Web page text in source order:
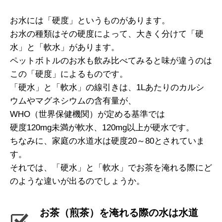
お水には「硬度」というものがあります。
お水の種類はその硬度によって、大きく分けて「硬
水」と「軟水」があります。
ペットボトルのお水も飲み比べてみると味が違うのは
この「硬度」によるものです。
「硬水」と「軟水」の線引きは、1Lあたりのカルシ
ウムやマグネシウムの含有量が、
WHO（世界保健機関）が定める基準では
硬度120mg未満が軟水、120mg以上が硬水です。
ちなみに、家庭の水道水は硬度20～80とされていま
す。
それでは、「硬水」と「軟水」でお茶を淹れる際にど
のような違いが出るのでしょうか。
お茶（煎茶）を淹れる際の水は水道